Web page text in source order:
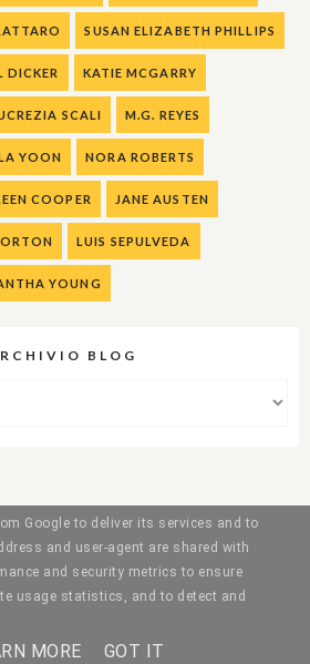
SUSAN ELIZABETH PHILLIPS
DICKER KATIE MCGARRY
SCALI M.G. REYES
YOON NORA ROBERTS
COOPER JANE AUSTEN
LUIS SEPULVEDA
YOUNG
BLOG
Google to deliver its services and to
and user-agent are shared with
and security metrics to ensure
usage statistics, and to detect and
MORE GOT IT